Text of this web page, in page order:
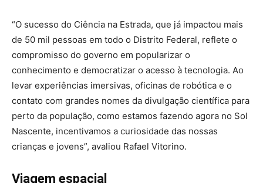
“O sucesso do Ciência na Estrada, que já impactou mais
de 50 mil pessoas em todo o Distrito Federal, reflete o
compromisso do governo em popularizar o
conhecimento e democratizar o acesso à tecnologia. Ao
levar experiências imersivas, oficinas de robótica e o
contato com grandes nomes da divulgação científica para
perto da população, como estamos fazendo agora no Sol
Nascente, incentivamos a curiosidade das nossas
crianças e jovens”, avaliou Rafael Vitorino.
Viagem espacial